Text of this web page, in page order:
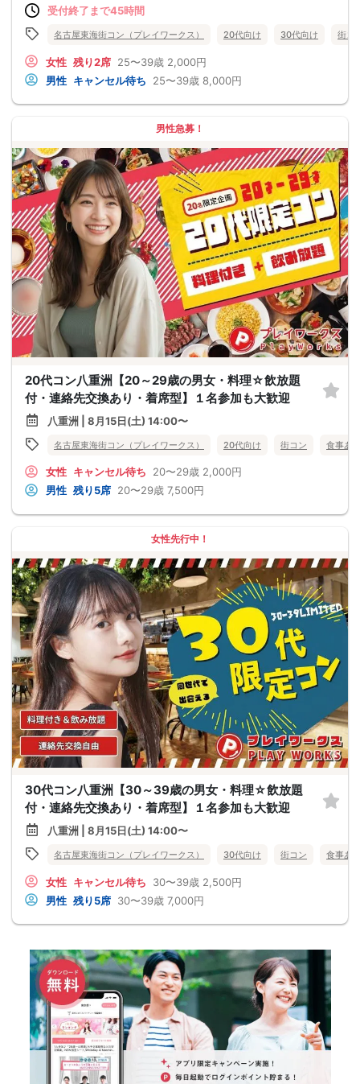
受付終了まで45時間
名古屋東海街コン（プレイワークス） 20代向け 30代向け 街コ
女性 残り2席 25〜39歳 2,000円
男性 キャンセル待ち 25〜39歳 8,000円
男性急募！
20代コン八重洲【20～29歳の男女・料理☆飲放題
付・連絡先交換あり・着席型】１名参加も大歓迎
八重洲 | 8月15日(土) 14:00〜
名古屋東海街コン（プレイワークス） 20代向け 街コン 食事あ
女性 キャンセル待ち 20〜29歳 2,000円
男性 残り5席 20〜29歳 7,500円
女性先行中！
30代コン八重洲【30～39歳の男女・料理☆飲放題
付・連絡先交換あり・着席型】１名参加も大歓迎
八重洲 | 8月15日(土) 14:00〜
名古屋東海街コン（プレイワークス） 30代向け 街コン 食事あ
女性 キャンセル待ち 30〜39歳 2,500円
男性 残り5席 30〜39歳 7,000円